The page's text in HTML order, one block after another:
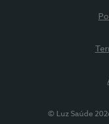
© Luz Saúde